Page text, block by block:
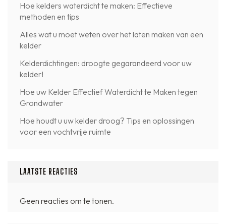
Hoe kelders waterdicht te maken: Effectieve
methoden en tips
Alles wat u moet weten over het laten maken van een
kelder
Kelderdichtingen: droogte gegarandeerd voor uw
kelder!
Hoe uw Kelder Effectief Waterdicht te Maken tegen
Grondwater
Hoe houdt u uw kelder droog? Tips en oplossingen
voor een vochtvrije ruimte
LAATSTE REACTIES
Geen reacties om te tonen.